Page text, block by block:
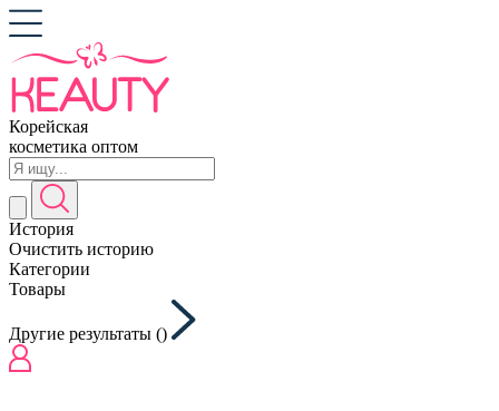
Корейская
косметика оптом
История
Очистить историю
Категории
Товары
Другие результаты ()